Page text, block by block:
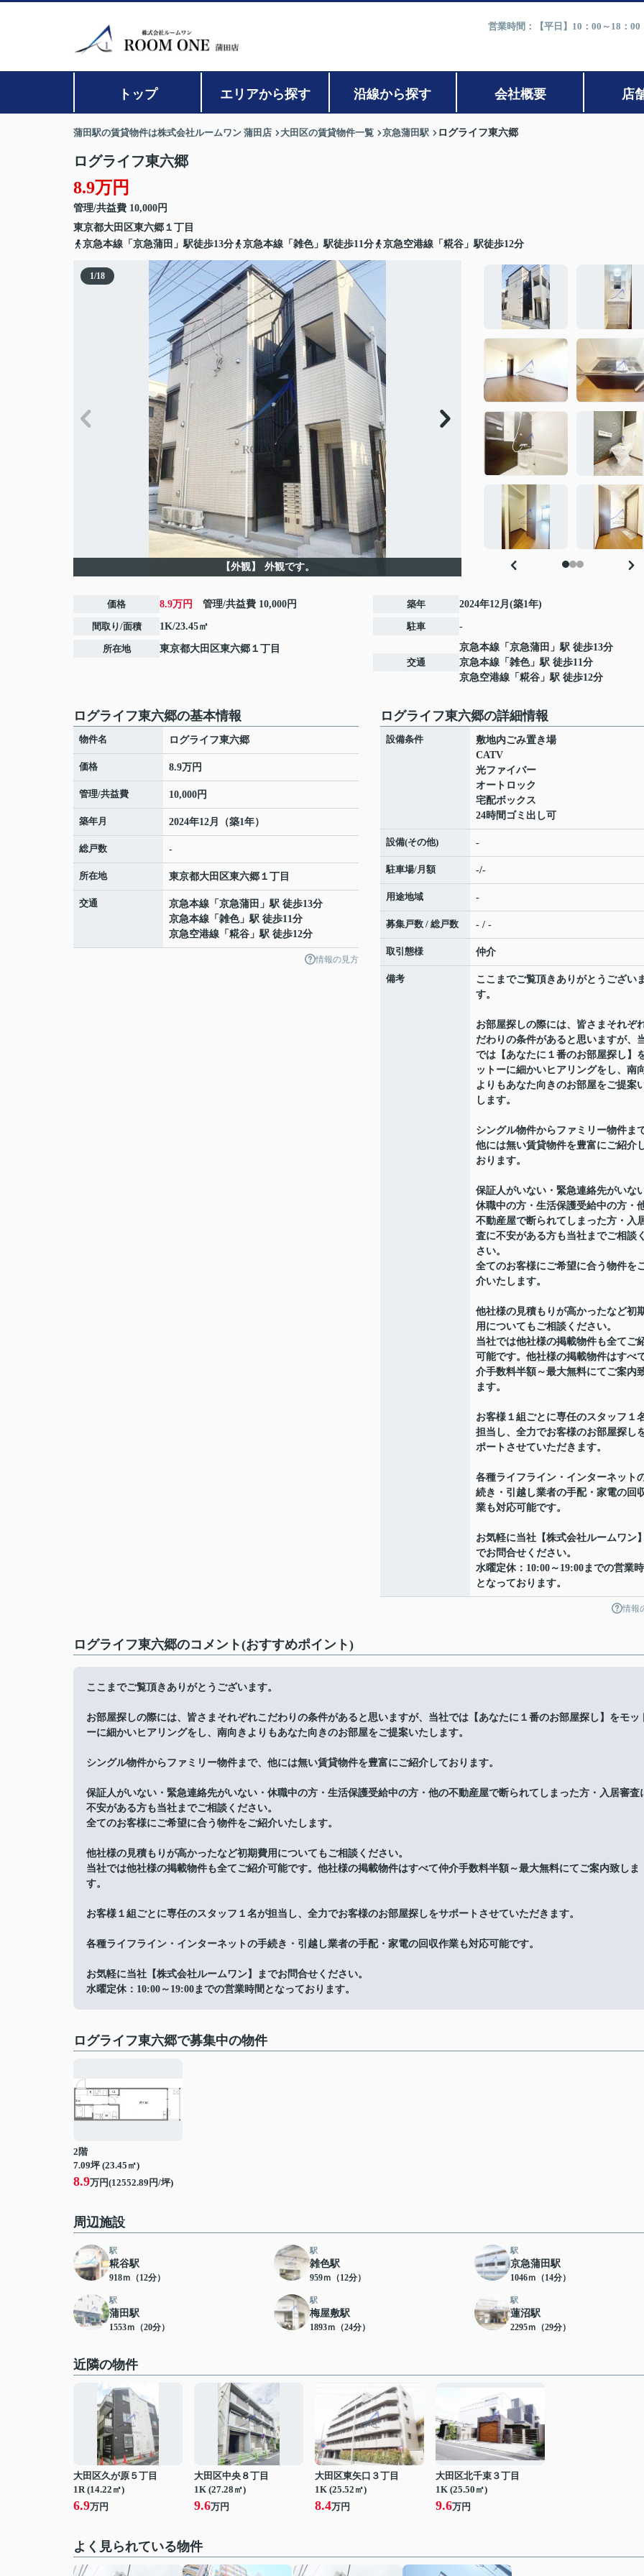
営業時間：【平日】10：00～18：
トップ エリアから探す 沿線から探す 会社概要 店
蒲田駅の賃貸物件は株式会社ルームワン 蒲田店 大田区の賃貸物件一覧 京急蒲田駅 ログライフ東六郷
ログライフ東六郷
8.9万円
管理/共益費 10,000円
東京都大田区東六郷 １丁目
京急本線「京急蒲田」駅徒歩13分
京急本線「雑色」駅徒歩11分 京急空港線「糀谷」駅徒歩12分
1/18
【外観】 外観です。
価格 8.9万円 管理/共益費 10,000円
間取り/面積 1K/23.45㎡
所在地 東京都大田区東六郷 １丁目
築年 2024年12月(築1年)
駐車 -
交通
京急本線 「 京急蒲田 」駅 徒歩13分
京急本線 「 雑色」駅 徒歩11分
京急空港線 「 糀谷 」駅 徒歩12分
ログライフ東六郷の基本情報
物件名 ログライフ東六郷
価格 8.9万円
管理/共益費 10,000円
築年月 2024年12月（築1年）
総戸数 -
所在地 東京都大田区東六郷 １丁目
交通 京急本線 「 京急蒲田 」駅 徒歩13分
京急本線 「 雑色」駅 徒歩11分
京急空港線 「 糀谷 」駅 徒歩12分
情報の見方
ログライフ東六郷の詳細情報
設備条件
敷地内ごみ置き場
CATV
光ファイバー
オートロック
宅配ボックス
24時間ゴミ出し可
設備(その他) -
駐車場/月額 -/-
用途地域 -
募集戸数 / 総戸数 - / -
取引態様 仲介
備考
ここまでご覧頂きありがとうござい
す。
お部屋探しの際には、皆さまそれぞ
だわりの条件があると思いますが、
では【あなたに１番のお部屋探し】
ットーに細かいヒアリングをし、南
よりもあなた向きのお部屋をご提案
します。
シングル物件からファミリー物件ま
他には無い賃貸物件を豊富にご紹介
おります。
保証人がいない・緊急連絡先がいな
休職中の方・生活保護受給中の方・
不動産屋で断られてしまった方・入
査に不安がある方も当社までご相談
さい。
全てのお客様にご希望に合う物件を
介いたします。
他社様の見積もりが高かったなど初
用についてもご相談ください。
当社では他社様の掲載物件も全てご
可能です。他社様の掲載物件はすべ
介手数料半額～最大無料にてご案内
ます。
お客様１組ごとに専任のスタッフ１
担当し、全力でお客様のお部屋探し
ポートさせていただきます。
各種ライフライン・インターネット
続き・引越し業者の手配・家電の回
業も対応可能です。
お気軽に当社【株式会社ルームワン
でお問合せください。
水曜定休：10:00～19:00までの営業
となっております。
情報
ログライフ東六郷のコメント(おすすめポイント)
ここまでご覧頂きありがとうございます。
お部屋探しの際には、皆さまそれぞれこだわりの条件があると思いますが、当社では【あなたに１番のお部屋探し】をモッ
ーに細かいヒアリングをし、南向きよりもあなた向きのお部屋をご提案いたします。
シングル物件からファミリー物件まで、他には無い賃貸物件を豊富にご紹介しております。
保証人がいない・緊急連絡先がいない・休職中の方・生活保護受給中の方・他の不動産屋で断られてしまった方・入居審査
不安がある方も当社までご相談ください。
全てのお客様にご希望に合う物件をご紹介いたします。
他社様の見積もりが高かったなど初期費用についてもご相談ください。
当社では他社様の掲載物件も全てご紹介可能です。他社様の掲載物件はすべて仲介手数料半額～最大無料にてご案内致しま
す。
お客様１組ごとに専任のスタッフ１名が担当し、全力でお客様のお部屋探しをサポートさせていただきます。
各種ライフライン・インターネットの手続き・引越し業者の手配・家電の回収作業も対応可能です。
お気軽に当社【株式会社ルームワン】までお問合せください。
水曜定休：10:00～19:00までの営業時間となっております。
ログライフ東六郷で募集中の物件
2階
7.09坪 (23.45㎡)
8.9万円(12552.89円/坪)
周辺施設
駅
糀谷駅
918ｍ（12分）
駅
雑色駅
959ｍ（12分）
駅
京急蒲田駅
1046ｍ（14分）
駅
蒲田駅
1553ｍ（20分）
駅
梅屋敷駅
1893ｍ（24分）
駅
蓮沼駅
2295ｍ（29分）
近隣の物件
大田区久が原５丁目
1R (14.22㎡)
6.9万円
大田区中央８丁目
1K (27.28㎡)
9.6万円
大田区東矢口３丁目
1K (25.52㎡)
8.4万円
大田区北千束３丁目
1K (25.50㎡)
9.6万円
よく見られている物件